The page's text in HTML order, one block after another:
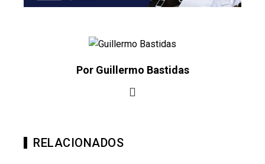
Por Guillermo Bastidas
RELACIONADOS